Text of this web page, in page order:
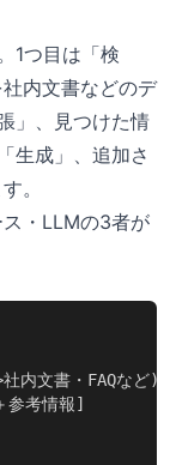
1つ目は「検
内文書などのデ
」、見つけた情
生成」、追加さ
。
・LLMの3者が
内文書・FAQなど)]
考情報]